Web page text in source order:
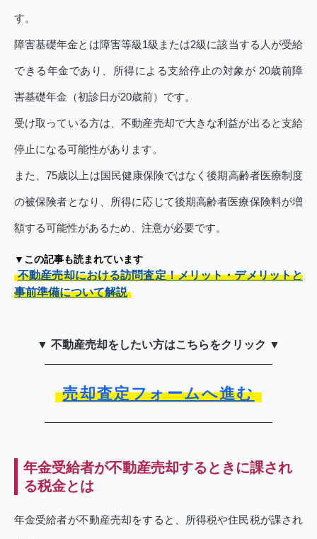
す。
障害基礎年金とは障害等級1級または2級に該当する人が受給
できる年金であり、所得による支給停止の対象が 20歳前障
害基礎年金（初診日が20歳前）です。
受け取っている方は、不動産売却で大きな利益が出ると支給
停止になる可能性があります。
また、75歳以上は国民健康保険ではなく後期高齢者医療制度
の被保険者となり、所得に応じて後期高齢者医療保険料が増
額する可能性があるため、注意が必要です。
▼この記事も読まれています
不動産売却における訪問査定！メリット・デメリットと
事前準備について解説
▼ 不動産売却をしたい方はこちらをクリック ▼
売却査定フォームへ進む
年金受給者が不動産売却するときに課され
る税金とは
年金受給者が不動産売却をすると、所得税や住民税が課され